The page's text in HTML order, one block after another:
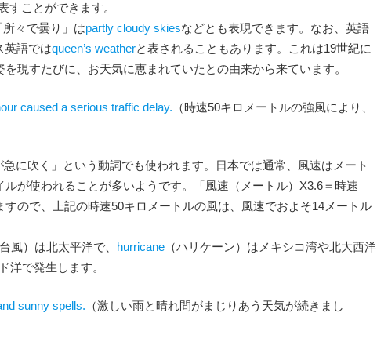
すことができます。
所々で曇り」はpartly cloudy skiesなどとも表現できます。なお、英語
英語ではqueen’s weatherと表されることもあります。これは19世紀に
現すたびに、お天気に恵まれていたとの由来から来ています。
caused a serious traffic delay. （時速50キロメートルの強風により、
に吹く」という動詞でも使われます。日本では通常、風速はメート
が使われることが多いようです。「風速（メートル）X3.6＝時速
ので、上記の時速50キロメートルの風は、風速でおよそ14メートル
風）は北太平洋で、 hurricane（ハリケーン）はメキシコ湾や北大西洋
洋で発生します。
sunny spells. （激しい雨と晴れ間がまじりあう天気が続きまし